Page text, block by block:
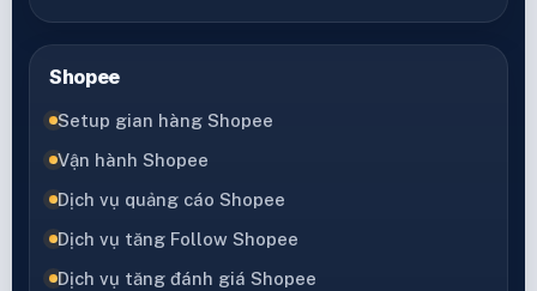
Shopee
Setup gian hàng Shopee
Vận hành Shopee
Dịch vụ quảng cáo Shopee
Dịch vụ tăng Follow Shopee
Dịch vụ tăng đánh giá Shopee